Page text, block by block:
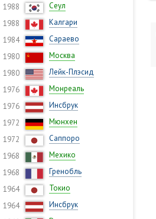
1988
Сеул
1988
Калгари
1984
Сараево
1980
Москва
1980
Лейк-Плэсид
1976
Монреаль
1976
Инсбрук
1972
Мюнхен
1972
Саппоро
1968
Мехико
1968
Гренобль
1964
Токио
1964
Инсбрук